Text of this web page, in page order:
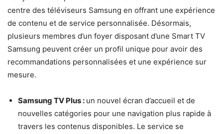
centre des téléviseurs Samsung en offrant une expérience
de contenu et de service personnalisée. Désormais,
plusieurs membres d’un foyer disposant d’une Smart TV
Samsung peuvent créer un profil unique pour avoir des
recommandations personnalisées et une expérience sur
mesure.
Samsung TV Plus : un nouvel écran d’accueil et de
nouvelles catégories pour une navigation plus rapide à
travers les contenus disponibles. Le service se